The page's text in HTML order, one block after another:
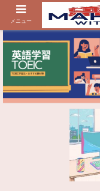
メニュー